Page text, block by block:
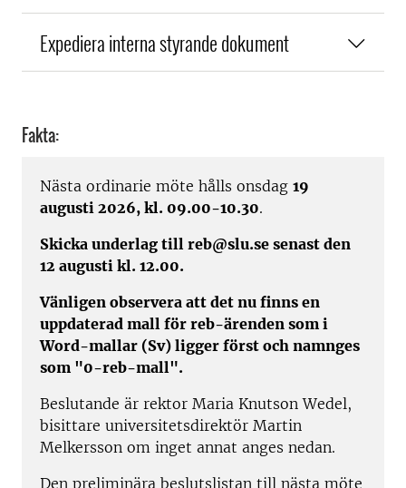
Expediera interna styrande dokument
Fakta:
Nästa ordinarie möte hålls onsdag 19
augusti 2026, kl. 09.00-10.30.
Skicka underlag till reb@slu.se senast den
12 augusti kl. 12.00.
Vänligen observera att det nu finns en
uppdaterad mall för reb-ärenden som i
Word-mallar (Sv) ligger först och namnges
som "0-reb-mall".
Beslutande är rektor Maria Knutson Wedel,
bisittare universitetsdirektör Martin
Melkersson om inget annat anges nedan.
Den preliminära beslutslistan till nästa möte